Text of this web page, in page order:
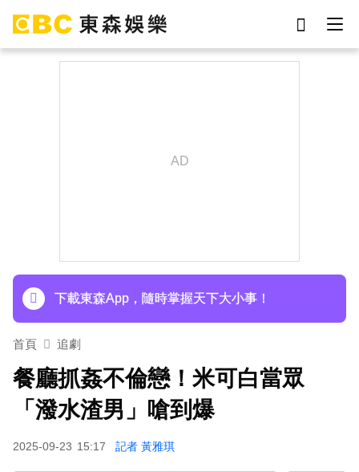
下載東森App，隨時掌握天下大小事！
首頁 追劇
餐廳抓姦不倫戀！米可白當眾
「潑水渣男」嗆到爆
2025-09-23 15:17 記者 黃雅琪